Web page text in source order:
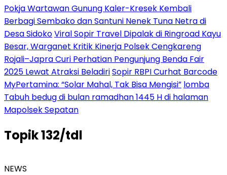
Pokja Wartawan Gunung Kaler-Kresek Kembali
Berbagi Sembako dan Santuni Nenek Tuna Netra di
Desa SidokoViral Sopir Travel Dipalak di Ringroad Kayu
Besar, Warganet Kritik Kinerja Polsek Cengkareng
Rojali–Japra Curi Perhatian Pengunjung Benda Fair
2025 Lewat Atraksi BeladiriSopir RBPI Curhat Barcode
MyPertamina: “Solar Mahal, Tak Bisa Mengisi” lomba
Tabuh bedug di bulan ramadhan 1445 H di halaman
Mapolsek Sepatan
Topik132/tdl
NEWS